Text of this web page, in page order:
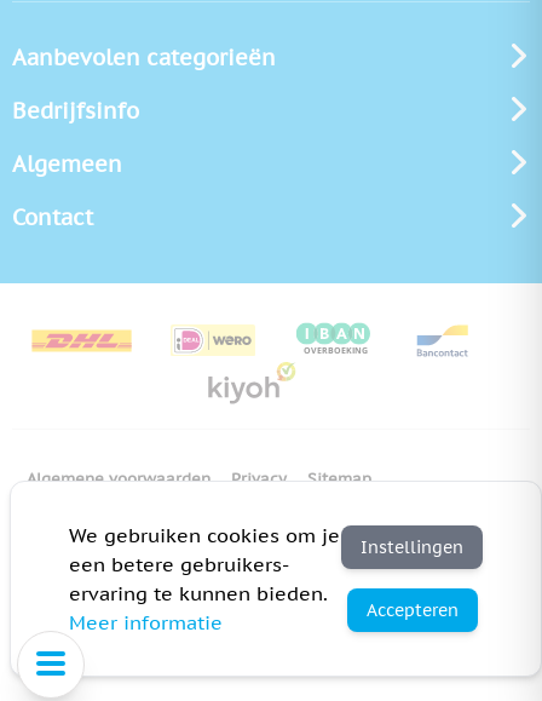
Aanbevolen categorieën
Bedrijfsinfo
Algemeen
Contact
Algemene voorwaarden Privacy Sitemap
Copyright Bedrukken.nl Pas cookie instellingen aan
We gebruiken cookies om je
een betere gebruikers-
ervaring te kunnen bieden.
Meer informatie
Instellingen
Accepteren